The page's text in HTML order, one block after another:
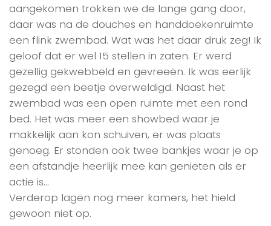
aangekomen trokken we de lange gang door,
daar was na de douches en handdoekenruimte
een flink zwembad. Wat was het daar druk zeg! Ik
geloof dat er wel 15 stellen in zaten. Er werd
gezellig gekwebbeld en gevreeën. Ik was eerlijk
gezegd een beetje overweldigd. Naast het
zwembad was een open ruimte met een rond
bed. Het was meer een showbed waar je
makkelijk aan kon schuiven, er was plaats
genoeg. Er stonden ook twee bankjes waar je op
een afstandje heerlijk mee kan genieten als er
actie is…
Verderop lagen nog meer kamers, het hield
gewoon niet op.